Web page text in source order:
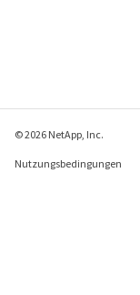
© 2026 NetApp, Inc.
Nutzungsbedingungen